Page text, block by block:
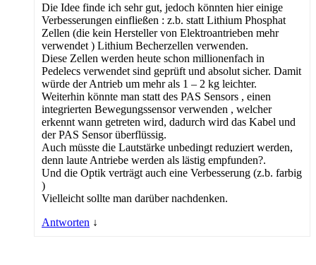
Die Idee finde ich sehr gut, jedoch könnten hier einige
Verbesserungen einfließen : z.b. statt Lithium Phosphat
Zellen (die kein Hersteller von Elektroantrieben mehr
verwendet ) Lithium Becherzellen verwenden.
Diese Zellen werden heute schon millionenfach in
Pedelecs verwendet sind geprüft und absolut sicher. Damit
würde der Antrieb um mehr als 1 – 2 kg leichter.
Weiterhin könnte man statt des PAS Sensors , einen
integrierten Bewegungssensor verwenden , welcher
erkennt wann getreten wird, dadurch wird das Kabel und
der PAS Sensor überflüssig.
Auch müsste die Lautstärke unbedingt reduziert werden,
denn laute Antriebe werden als lästig empfunden?.
Und die Optik verträgt auch eine Verbesserung (z.b. farbig
)
Vielleicht sollte man darüber nachdenken.
Antworten ↓